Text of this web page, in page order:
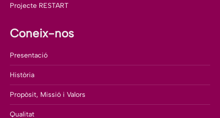
Projecte RESTART
Coneix-nos
Presentació
Història
Propòsit, Missió i Valors
Qualitat